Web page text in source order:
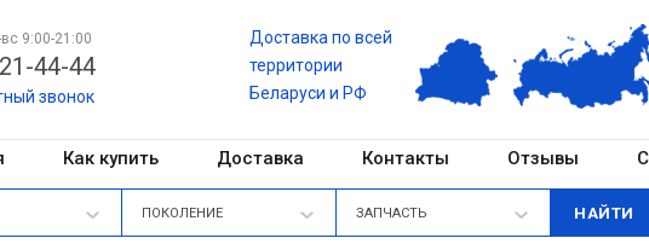
вс 9:00-21:00
44-44
звонок
Доставка по всей
территории
Беларуси и РФ
Как купить Доставка Контакты Отзывы
ПОКОЛЕНИЕ ЗАПЧАСТЬ